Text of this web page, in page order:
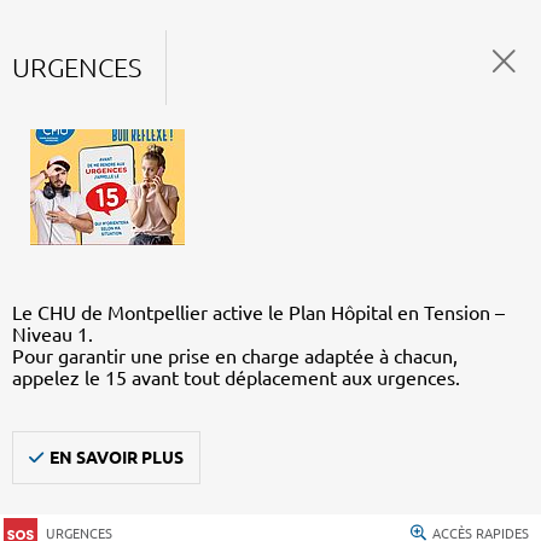
URGENCES
Le CHU de Montpellier active le Plan Hôpital en Tension –
Niveau 1.
Pour garantir une prise en charge adaptée à chacun,
appelez le 15 avant tout déplacement aux urgences.
EN SAVOIR PLUS
URGENCES ACCÈS RAPIDES